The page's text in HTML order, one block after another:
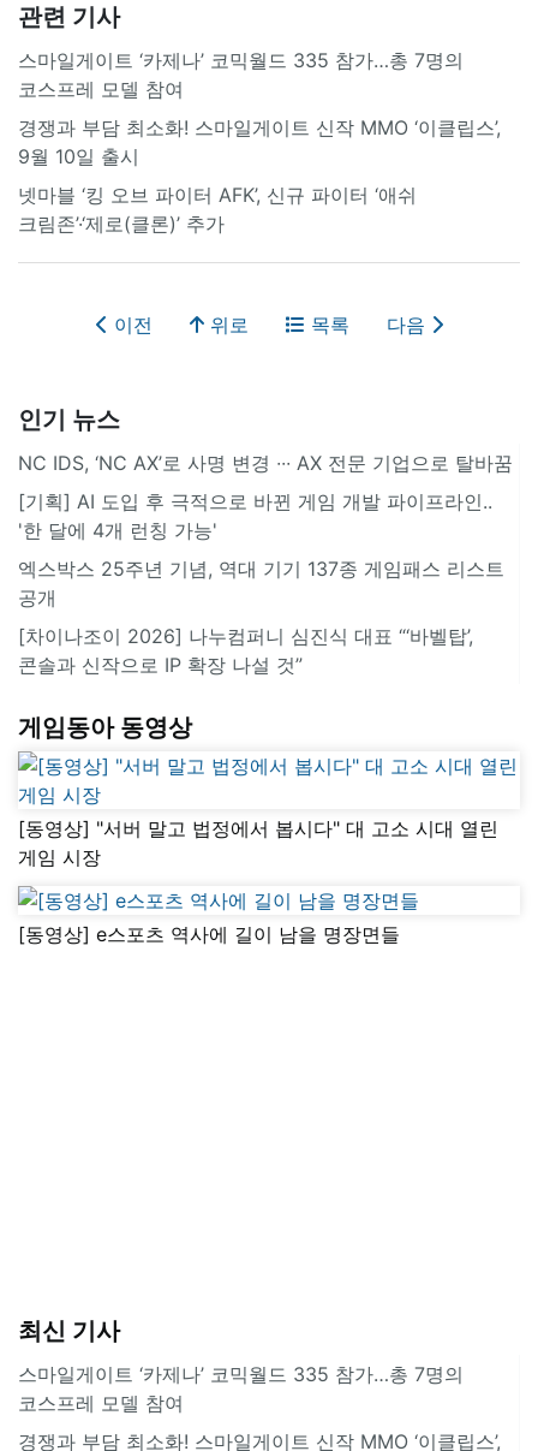
관련 기사
스마일게이트 ‘카제나’ 코믹월드 335 참가…총 7명의
코스프레 모델 참여
경쟁과 부담 최소화! 스마일게이트 신작 MMO ‘이클립스’,
9월 10일 출시
넷마블 ‘킹 오브 파이터 AFK’, 신규 파이터 ‘애쉬
크림존’·‘제로(클론)’ 추가
이전 위로 목록 다음
인기 뉴스
NC IDS, ‘NC AX’로 사명 변경 ∙∙∙ AX 전문 기업으로 탈바꿈
[기획] AI 도입 후 극적으로 바뀐 게임 개발 파이프라인..
'한 달에 4개 런칭 가능'
엑스박스 25주년 기념, 역대 기기 137종 게임패스 리스트
공개
[차이나조이 2026] 나누컴퍼니 심진식 대표 “‘바벨탑’,
콘솔과 신작으로 IP 확장 나설 것”
게임동아 동영상
[동영상] "서버 말고 법정에서 봅시다" 대 고소 시대 열린
게임 시장
[동영상] e스포츠 역사에 길이 남을 명장면들
최신 기사
스마일게이트 ‘카제나’ 코믹월드 335 참가…총 7명의
코스프레 모델 참여
경쟁과 부담 최소화! 스마일게이트 신작 MMO ‘이클립스’,